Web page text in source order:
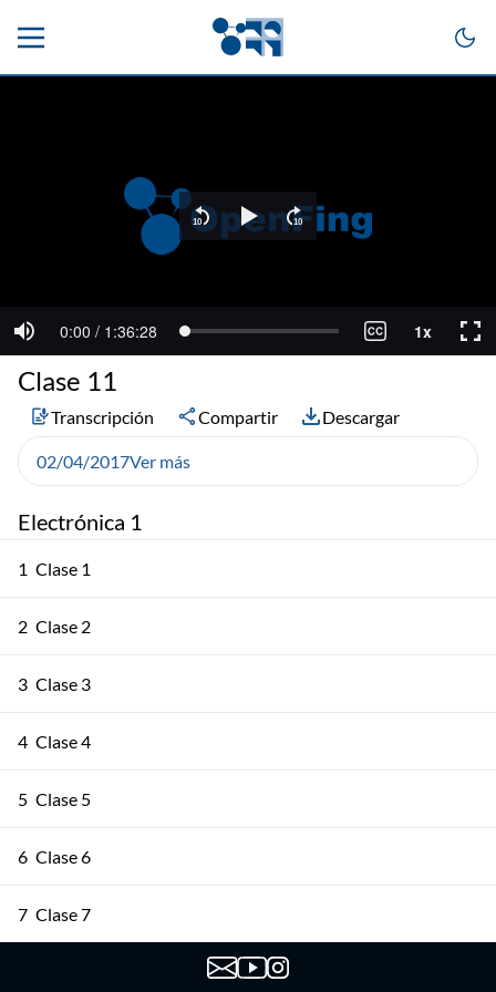
Electrónica 1
1 Clase 1
2 Clase 2
3 Clase 3
4 Clase 4
5 Clase 5
6 Clase 6
7 Clase 7
Clase 11
Transcripción Compartir Descargar
02/04/2017Ver más